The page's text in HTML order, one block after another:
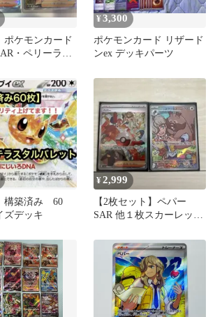
ポケモンカード
・ペリーラSR
¥3,300
ポケモンカード リザード
ンex デッキパーツ
築済み 60
デッキ
¥2,999
【2枚セット】ペパー
SAR 他１枚スカーレット